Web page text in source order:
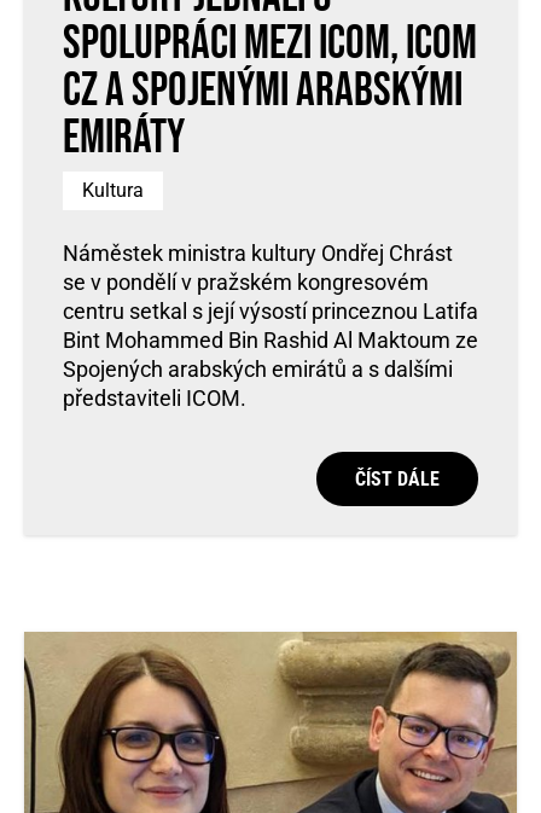
spolupráci mezi ICOM, ICOM
CZ a Spojenými arabskými
emiráty
Kultura
Náměstek ministra kultury Ondřej Chrást
se v pondělí v pražském kongresovém
centru setkal s její výsostí princeznou Latifa
Bint Mohammed Bin Rashid Al Maktoum ze
Spojených arabských emirátů a s dalšími
představiteli ICOM.
ČÍST DÁLE